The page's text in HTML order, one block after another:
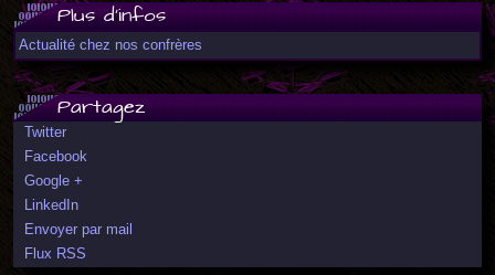
Plus d'infos
Actualité chez nos confrères
Partagez
Twitter
Facebook
Google +
LinkedIn
Envoyer par mail
Flux RSS